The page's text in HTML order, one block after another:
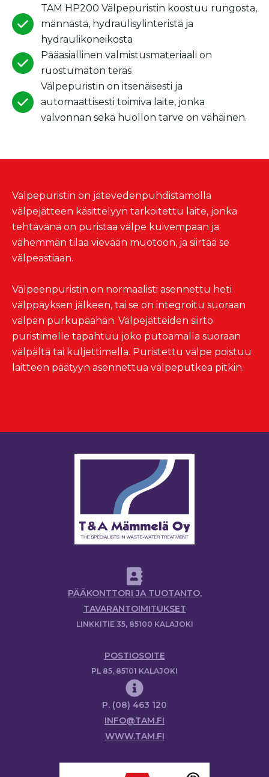
TAM HP200 Välpepuristin koostuu rungosta,
männästä, hydraulisylinteristä ja
hydraulikoneikosta
Pääasiallinen valmistusmateriaali on
ruostumaton teräs
Välpepuristin on itsenäisesti ja
automaattisesti toimiva laite, jonka
valvonnan sekä huollon tarve on vähäinen.
Välpepuristin on jätevedenpuhdistamolla
välpejätteen käsittelyyn tarkoitettu laite, jonka
tehtävänä on puristaa välpe kuivempaan ja
vähemmän tilaa vievään muotoon, ja siirtää se
välpeastiaan.
Välpeenpuristin on normaalisti asennettu heti
välppäyksen jälkeen, tai se on integroitu suoraan
välpän purkupäähän. Välpejätteiden siirto
puristimelle tapahtuu joko putoamalla suoraan
välpältä tai kuljettimella. Puristettu välpe poistuu
laitteen päätyyn asennettua välpeputkea pitkin.
PÄÄKONTTORI JA TUOTANTO,
TAVARANTOIMITUKSET
LINKKITIE 35, 85100 KALAJOKI
POSTIOSOITE
PL 85, 85101 KALAJOKI
P. (08) 463 120
INFO@TAM.FI
WWW.TAM.FI